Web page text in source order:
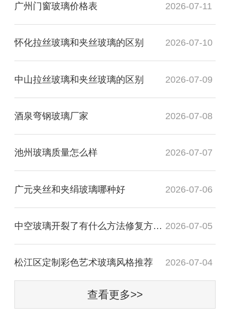
广州门窗玻璃价格表 2026-07-11
怀化拉丝玻璃和夹丝玻璃的区别 2026-07-10
中山拉丝玻璃和夹丝玻璃的区别 2026-07-09
酒泉弯钢玻璃厂家 2026-07-08
池州玻璃质量怎么样 2026-07-07
广元夹丝和夹绢玻璃哪种好 2026-07-06
中空玻璃开裂了有什么方法修复方法？ 2026-07-05
松江区定制彩色艺术玻璃风格推荐 2026-07-04
查看更多>>